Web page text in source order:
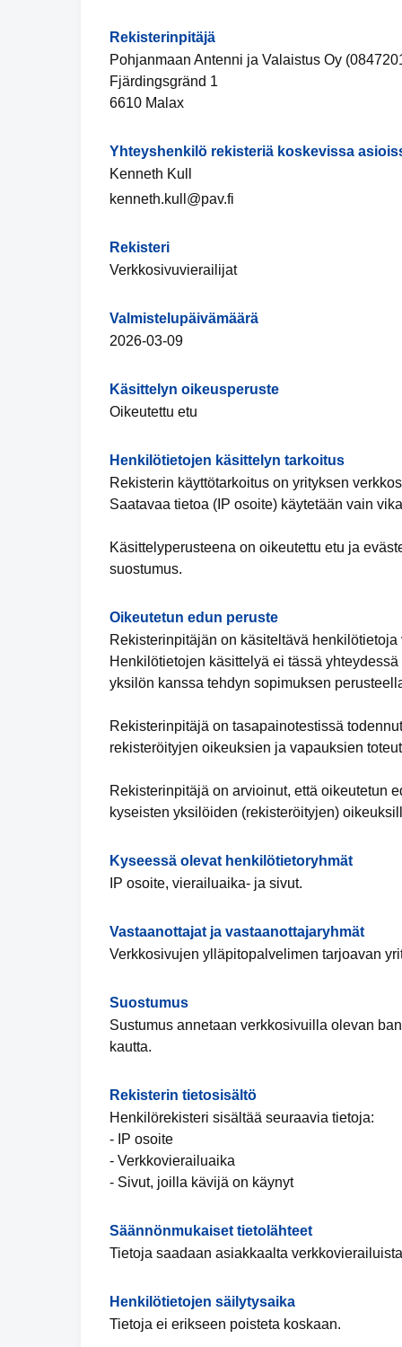
Rekisterinpitäjä
Pohjanmaan Antenni ja Valaistus Oy
Fjärdingsgränd 1
6610 Malax
Yhteyshenkilö rekisteriä koskevissa
Kenneth Kull
kenneth.kull@pav.fi
Rekisteri
Verkkosivuvierailijat
Valmistelupäivämäärä
2026-03-09
Käsittelyn oikeusperuste
Oikeutettu etu
Henkilötietojen käsittelyn tarkoitus
Rekisterin käyttötarkoitus on yrityksen
Saatavaa tietoa (IP osoite) käytetään vain
Käsittelyperusteena on oikeutettu etu ja
suostumus.
Oikeutetun edun peruste
Rekisterinpitäjän on käsiteltävä
Henkilötietojen käsittelyä ei tässä
yksilön kanssa tehdyn sopimuksen
Rekisterinpitäjä on tasapainotestissä
rekisteröityjen oikeuksien ja vapauksien
Rekisterinpitäjä on arvioinut, että oikeutetun
kyseisten yksilöiden (rekisteröityjen)
Kyseessä olevat henkilötietoryhmät
IP osoite, vierailuaika- ja sivut.
Vastaanottajat ja vastaanottajaryhmät
Verkkosivujen ylläpitopalvelimen tarjoavan
Suostumus
Sustumus annetaan verkkosivuilla olevan
kautta.
Rekisterin tietosisältö
Henkilörekisteri sisältää seuraavia tietoja:
- IP osoite
- Verkkovierailuaika
- Sivut, joilla kävijä on käynyt
Säännönmukaiset tietolähteet
Tietoja saadaan asiakkaalta
Henkilötietojen säilytysaika
Tietoja ei erikseen poisteta koskaan.